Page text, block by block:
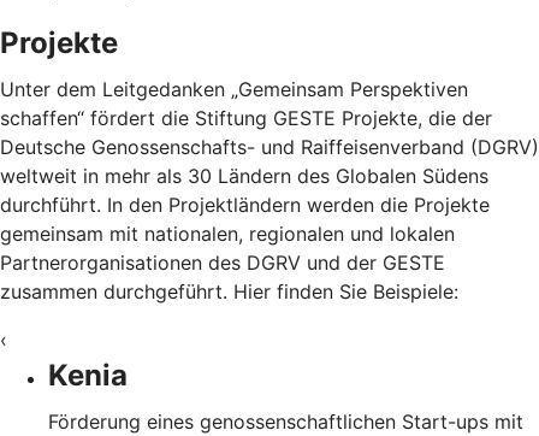
Projekte
Unter dem Leitgedanken „Gemeinsam Perspektiven
schaffen“ fördert die Stiftung GESTE Projekte, die der
Deutsche Genossenschafts- und Raiffeisenverband (DGRV)
weltweit in mehr als 30 Ländern des Globalen Südens
durchführt. In den Projektländern werden die Projekte
gemeinsam mit nationalen, regionalen und lokalen
Partnerorganisationen des DGRV und der GESTE
zusammen durchgeführt. Hier finden Sie Beispiele:
‹
Kenia
Förderung eines genossenschaftlichen Start-ups mit